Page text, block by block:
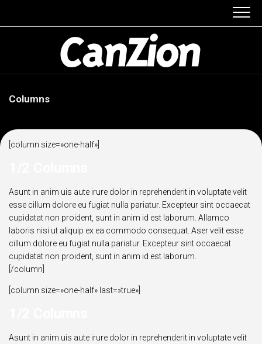
Columns
[column size=»one-half»]
Asunt in anim uis aute irure dolor in reprehenderit in voluptate velit
esse cillum dolore eu fugiat nulla pariatur. Excepteur sint occaecat
cupidatat non proident, sunt in anim id est laborum. Allamco
laboris nisi ut aliquip ex ea commodo consequat. Aser velit esse
cillum dolore eu fugiat nulla pariatur. Excepteur sint occaecat
cupidatat non proident, sunt in anim id est laborum.
[/column]
[column size=»one-half» last=»true»]
Asunt in anim uis aute irure dolor in reprehenderit in voluptate velit